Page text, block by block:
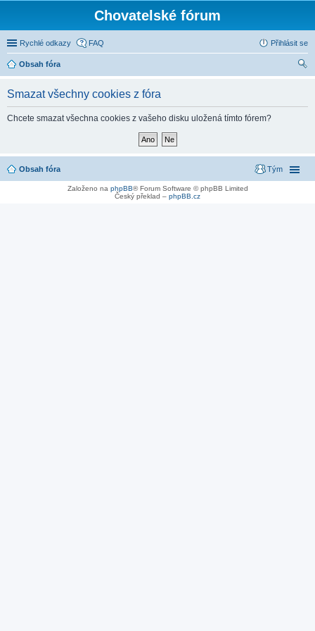
Chovatelské fórum
Rychlé odkazy FAQ Přihlásit se
Obsah fóra
Smazat všechny cookies z fóra
Chcete smazat všechna cookies z vašeho disku uložená tímto fórem?
Obsah fóra Tým
Založeno na phpBB® Forum Software © phpBB Limited
Český překlad – phpBB.cz